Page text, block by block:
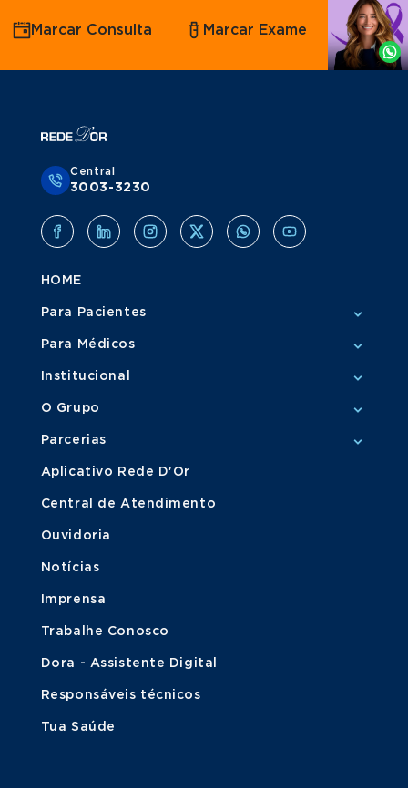
Agende
por
Whatsapp
Marcar Consulta Marcar Exame
Central
3003-3230
HOME
Para Pacientes
Para Médicos
Institucional
O Grupo
Parcerias
Aplicativo Rede D'Or
Central de Atendimento
Ouvidoria
Notícias
Imprensa
Trabalhe Conosco
Dora - Assistente Digital
Responsáveis técnicos
Tua Saúde